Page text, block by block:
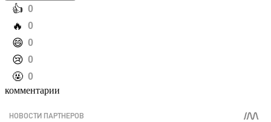
️👍 0
️🔥 0
️😄 0
️😢 0
️🤬 0
комментарии